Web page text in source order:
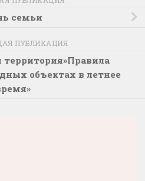
семьи
ПУБЛИКАЦИЯ
территория»Правила
объектах в летнее